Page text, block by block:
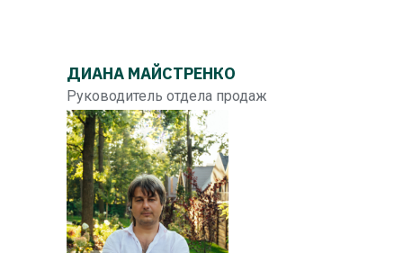
ДИАНА МАЙСТРЕНКО
Руководитель отдела продаж